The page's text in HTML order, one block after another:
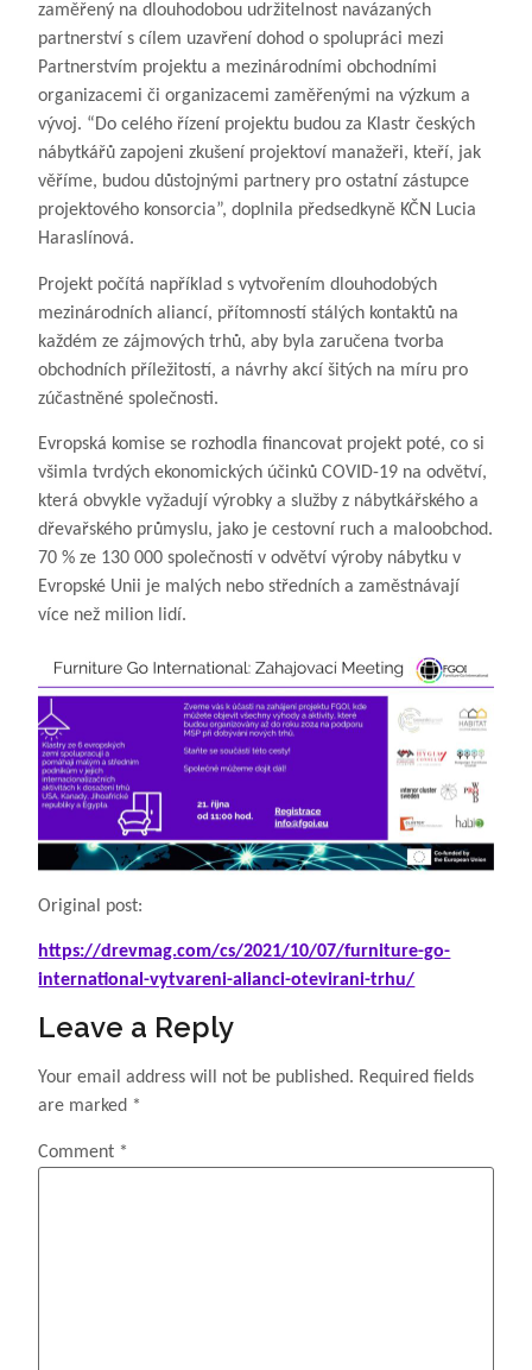
zaměřený na dlouhodobou udržitelnost navázaných
partnerství s cílem uzavření dohod o spolupráci mezi
Partnerstvím projektu a mezinárodními obchodními
organizacemi či organizacemi zaměřenými na výzkum a
vývoj. “Do celého řízení projektu budou za Klastr českých
nábytkářů zapojeni zkušení projektoví manažeři, kteří, jak
věříme, budou důstojnými partnery pro ostatní zástupce
projektového konsorcia”, doplnila předsedkyně KČN Lucia
Haraslínová.
Projekt počítá například s vytvořením dlouhodobých
mezinárodních aliancí, přítomností stálých kontaktů na
každém ze zájmových trhů, aby byla zaručena tvorba
obchodních příležitostí, a návrhy akcí šitých na míru pro
zúčastněné společnosti.
Evropská komise se rozhodla financovat projekt poté, co si
všimla tvrdých ekonomických účinků COVID-19 na odvětví,
která obvykle vyžadují výrobky a služby z nábytkářského a
dřevařského průmyslu, jako je cestovní ruch a maloobchod.
70 % ze 130 000 společností v odvětví výroby nábytku v
Evropské Unii je malých nebo středních a zaměstnávají
více než milion lidí.
Original post:
https://drevmag.com/cs/2021/10/07/furniture-go-
international-vytvareni-alianci-otevirani-trhu/
Leave a Reply
Your email address will not be published. Required fields
are marked *
Comment *